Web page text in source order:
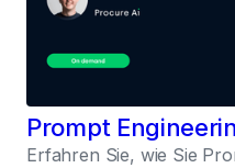
Prompt
Erfahren Sie, wie Sie